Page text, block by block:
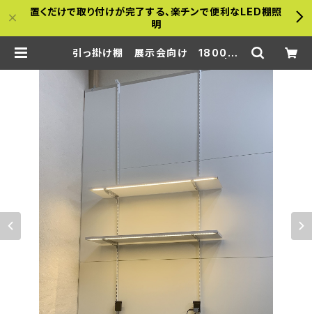
置くだけで取り付けが完了する、楽チンで便利なLED棚照
明
引っ掛け棚 展示会向け 1800ｍ
bamboo